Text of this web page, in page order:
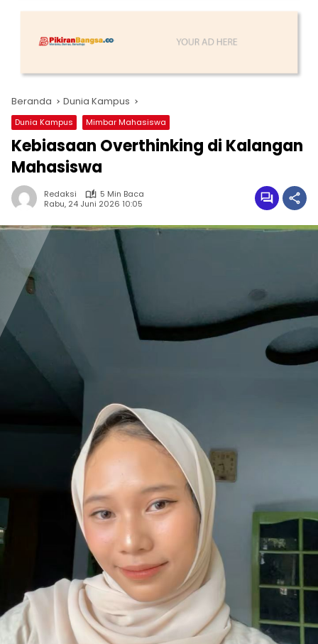
Beranda Dunia Kampus
Dunia Kampus Mimbar Mahasiswa
Kebiasaan Overthinking di Kalangan
Mahasiswa
Redaksi
5 Min Baca
Rabu, 24 Juni 2026 10:05